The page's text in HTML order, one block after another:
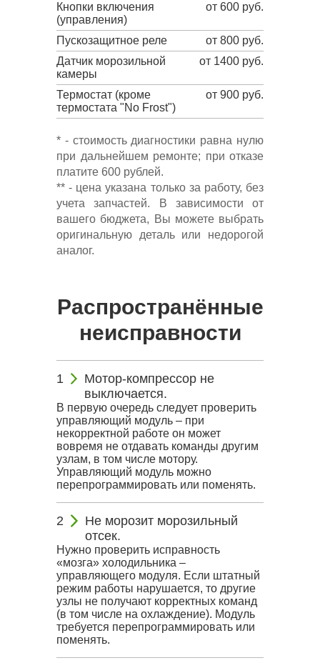
Кнопки включения
(управления)
от 600 руб.
Пускозащитное реле
от 800 руб.
Датчик морозильной
камеры
от 1400 руб.
Термостат (кроме
термостата "No Frost")
от 900 руб.
* - стоимость диагностики равна нулю
при дальнейшем ремонте; при отказе
платите 600 рублей.
** - цена указана только за работу, без
учета запчастей. В зависимости от
вашего бюджета, Вы можете выбрать
оригинальную деталь или недорогой
аналог.
Распространённые
неисправности
Мотор-компрессор не
выключается.
В первую очередь следует проверить
управляющий модуль – при
некорректной работе он может
вовремя не отдавать команды другим
узлам, в том числе мотору.
Управляющий модуль можно
перепрограммировать или поменять.
Не морозит морозильный
отсек.
Нужно проверить исправность
«мозга» холодильника –
управляющего модуля. Если штатный
режим работы нарушается, то другие
узлы не получают корректных команд
(в том числе на охлаждение). Модуль
требуется перепрограммировать или
поменять.